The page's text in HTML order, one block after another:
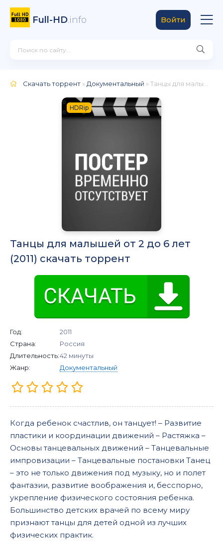
Full-HD.info Войти
Скачать торрент » Документальный » Танцы для малышей от 2 до 6 лет
HDRip
Танцы для малышей от 2 до 6 лет
(2011) скачать торрент
Год:
2011
Страна:
Россия
Длительность:42 минуты
Жанр:
Документальный
Когда ребенок счастлив, он танцует! – Развитие
пластики и координации движений – Растяжка –
Основы танцевальных движений – Танцевальные
импровизации – Танцевальные постановки Танец
– это не только движения под музыку, но и полет
фантазии, развитие воображения и, бесспорно,
укрепление физического состояния ребенка.
Большинство детских врачей по всему миру
признают танцы для детей одной из лучших
физических практик.